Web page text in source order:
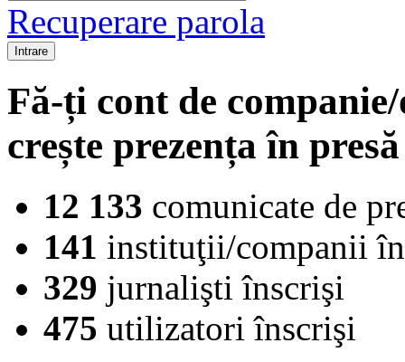
Recuperare parola
Fă-ți cont de
crește prezența în
12 133 comunicate de
141 instituţii/companii
329 jurnalişti înscrişi
475 utilizatori înscrişi